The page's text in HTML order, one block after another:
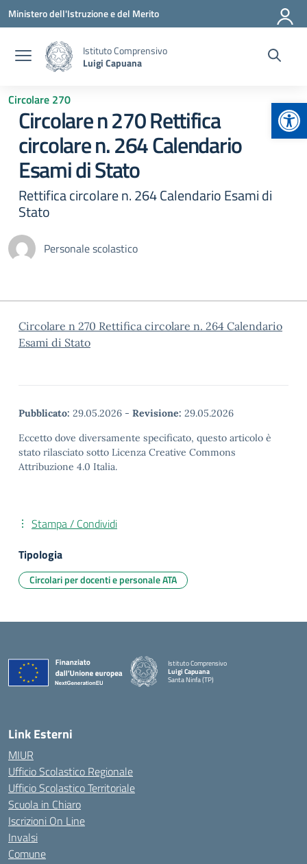
Vai ai contenuti
Vai al menu di navigazione
Vai al footer
Ministero dell'Istruzione e del Merito
Istituto Comprensivo
Luigi Capuana
Circolare 270
Circolare n 270 Rettifica
circolare n. 264 Calendario
Esami di Stato
Rettifica circolare n. 264 Calendario Esami di
Stato
Personale scolastico
Circolare n 270 Rettifica circolare n. 264 Calendario
Esami di Stato
Pubblicato: 29.05.2026 - Revisione: 29.05.2026
Eccetto dove diversamente specificato, questo articolo è
stato rilasciato sotto Licenza Creative Commons
Attribuzione 4.0 Italia.
Stampa / Condividi
Tipologia
Circolari per docenti e personale ATA
Istituto Comprensivo
Luigi Capuana
Santa Ninfa (TP)
Link Esterni
MIUR
Ufficio Scolastico Regionale
Ufficio Scolastico Territoriale
Scuola in Chiaro
Iscrizioni On Line
Invalsi
Comune